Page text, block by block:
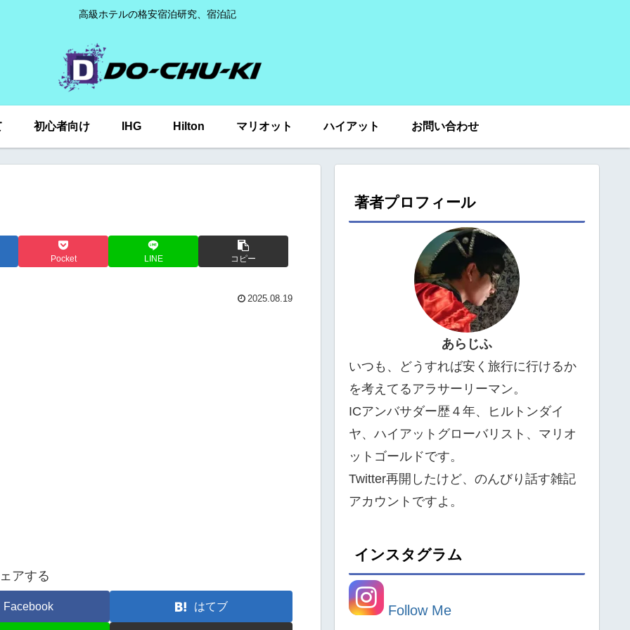
高級ホテルの格安宿泊研究、宿泊記
初心者向け IHG Hilton マリオット ハイアット お問い合わせ
Pocket LINE コピー
2025.08.19
アする
Facebook はてブ
著者プロフィール
あらじふ
いつも、どうすれば安く旅行に行けるか
を考えてるアラサーリーマン。
ICアンバサダー歴４年、ヒルトンダイ
ヤ、ハイアットグローバリスト、マリオ
ットゴールドです。
Twitter再開したけど、のんびり話す雑記
アカウントですよ。
インスタグラム
Follow Me